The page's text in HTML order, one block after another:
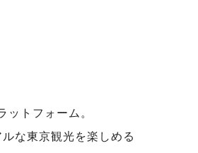
ットフォーム。
な東京観光を楽しめる